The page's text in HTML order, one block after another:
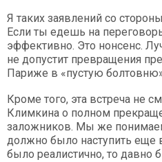
Я таких заявлений со
Если ты едешь на
эффективно. Это нонсенс.
не допустит превращения
Париже в «пустую
Кроме того, эта встреча не
Климкина о полном
заложников. Мы же
должно было наступить еще
было реалистично, то